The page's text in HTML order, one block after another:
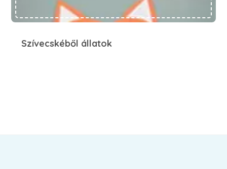
Szívecskéből állatok